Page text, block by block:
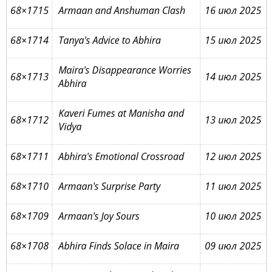
68×1715 Armaan and Anshuman Clash 16 июл 2025
68×1714 Tanya's Advice to Abhira 15 июл 2025
68×1713
Maira's Disappearance Worries
Abhira
14 июл 2025
68×1712
Kaveri Fumes at Manisha and
Vidya
13 июл 2025
68×1711 Abhira's Emotional Crossroad 12 июл 2025
68×1710 Armaan's Surprise Party 11 июл 2025
68×1709 Armaan's Joy Sours 10 июл 2025
68×1708 Abhira Finds Solace in Maira 09 июл 2025